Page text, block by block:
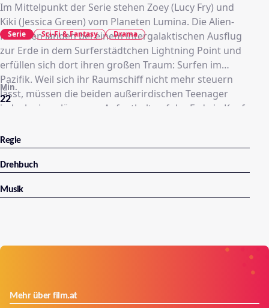
Im Mittelpunkt der Serie stehen Zoey (Lucy Fry) und
Kiki (Jessica Green) vom Planeten Lumina. Die Alien-
Mädchen landen bei einem intergalaktischen Ausflug
zur Erde in dem Surferstädtchen Lightning Point und
erfüllen sich dort ihren großen Traum: Surfen im
Pazifik. Weil sich ihr Raumschiff nicht mehr steuern
lässt, müssen die beiden außerirdischen Teenager
jedoch einen längeren Aufenthalt auf der Erde in Kauf
sie aufnimmt. Weil Zoey und Kiki als Aliens jedoch
undercover in Lightning Point leben, kommt es immer
wieder zu Komplikationen. Vor allem Ambers Freund
Geheimnis auf der Spur. Außerdem lösen manche
22
Min.
Serie Sci-Fi & Fantasy Drama
Regie
Drehbuch
Musik
Mehr über film.at